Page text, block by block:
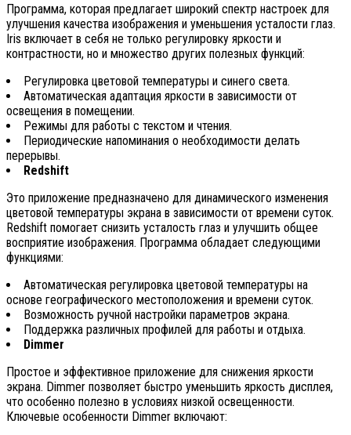
Программа, которая предлагает широкий спектр настроек для
улучшения качества изображения и уменьшения усталости глаз.
Iris включает в себя не только регулировку яркости и
контрастности, но и множество других полезных функций:
Регулировка цветовой температуры и синего света.
Автоматическая адаптация яркости в зависимости от
освещения в помещении.
Режимы для работы с текстом и чтения.
Периодические напоминания о необходимости делать
перерывы.
Redshift
Это приложение предназначено для динамического изменения
цветовой температуры экрана в зависимости от времени суток.
Redshift помогает снизить усталость глаз и улучшить общее
восприятие изображения. Программа обладает следующими
функциями:
Автоматическая регулировка цветовой температуры на
основе географического местоположения и времени суток.
Возможность ручной настройки параметров экрана.
Поддержка различных профилей для работы и отдыха.
Dimmer
Простое и эффективное приложение для снижения яркости
экрана. Dimmer позволяет быстро уменьшить яркость дисплея,
что особенно полезно в условиях низкой освещенности.
Ключевые особенности Dimmer включают: